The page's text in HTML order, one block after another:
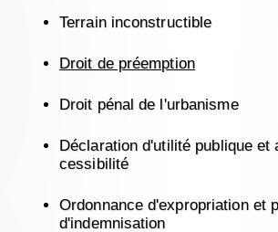
Terrain inconstructible
Droit de préemption
Droit pénal de l'urbanisme
Déclaration d'utilité publique et
cessibilité
Ordonnance d'expropriation et
d'indemnisation